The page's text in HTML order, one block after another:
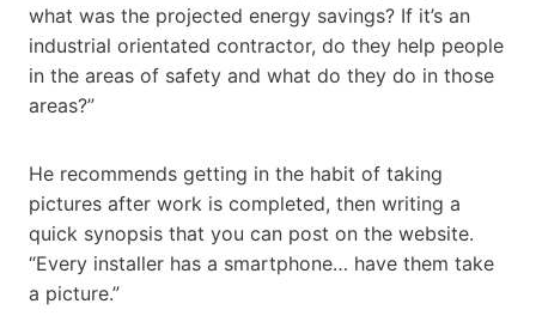
what was the projected energy savings? If it’s an
industrial orientated contractor, do they help people
in the areas of safety and what do they do in those
areas?”
He recommends getting in the habit of taking
pictures after work is completed, then writing a
quick synopsis that you can post on the website.
“Every installer has a smartphone… have them take
a picture.”